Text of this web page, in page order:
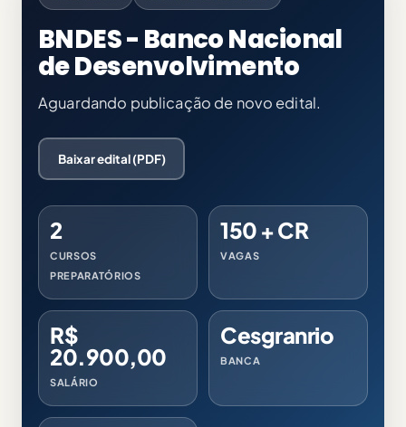
BNDES - Banco Nacional
de Desenvolvimento
Aguardando publicação de novo edital.
Baixar edital (PDF)
2
CURSOS
PREPARATÓRIOS
150 + CR
VAGAS
R$
20.900,00
SALÁRIO
Cesgranrio
BANCA